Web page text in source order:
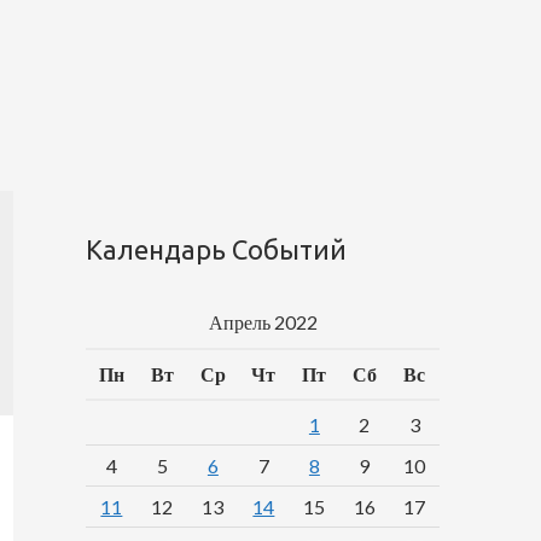
Календарь Событий
Апрель 2022
Пн Вт Ср Чт Пт Сб Вс
1 2
3
4
5 6 7 8 9
10
11
12 13 14 15 16
17